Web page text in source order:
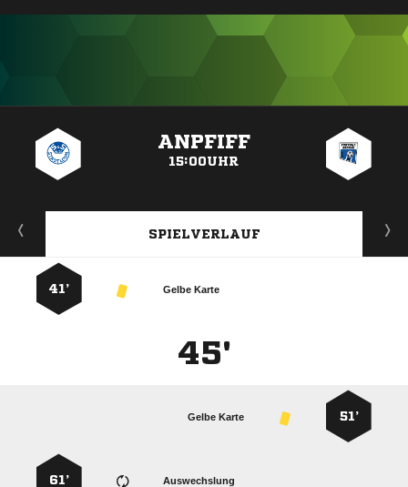
ANPFIFF
15:00UHR
SPIELVERLAUF
Gelbe Karte
41’
45'
51’
Gelbe Karte
Auswechslung
61’